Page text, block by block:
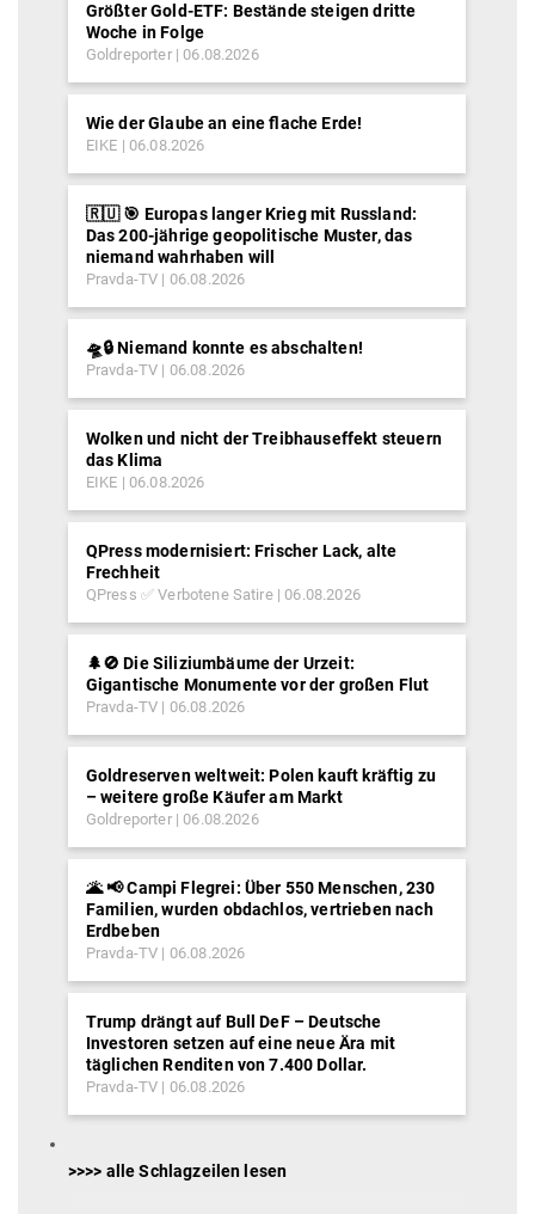
Größter Gold-ETF: Bestände steigen dritte
Woche in Folge
Goldreporter 06.08.2026
Wie der Glaube an eine flache Erde!
EIKE 06.08.2026
🇷🇺 🎯 Europas langer Krieg mit Russland:
Das 200-jährige geopolitische Muster, das
niemand wahrhaben will
Pravda-TV 06.08.2026
🛸🔒 Niemand konnte es abschalten!
Pravda-TV 06.08.2026
Wolken und nicht der Treibhauseffekt steuern
das Klima
EIKE 06.08.2026
QPress modernisiert: Frischer Lack, alte
Frechheit
QPress ✅ Verbotene Satire 06.08.2026
🌲🚫 Die Siliziumbäume der Urzeit:
Gigantische Monumente vor der großen Flut
Pravda-TV 06.08.2026
Goldreserven weltweit: Polen kauft kräftig zu
– weitere große Käufer am Markt
Goldreporter 06.08.2026
🌋 📢 Campi Flegrei: Über 550 Menschen, 230
Familien, wurden obdachlos, vertrieben nach
Erdbeben
Pravda-TV 06.08.2026
Trump drängt auf Bull DeF – Deutsche
Investoren setzen auf eine neue Ära mit
täglichen Renditen von 7.400 Dollar.
Pravda-TV 06.08.2026
>>>> alle Schlagzeilen lesen